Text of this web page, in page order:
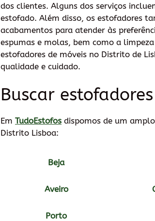
dos clientes. Alguns dos serviços
estofado. Além disso, os estofadores
acabamentos para atender às
espumas e molas, bem como a
estofadores de móveis no Distrito de
qualidade e cuidado.
Buscar
Em TudoEstofos dispomos de um
Distrito Lisboa:
Beja
Aveiro
Porto